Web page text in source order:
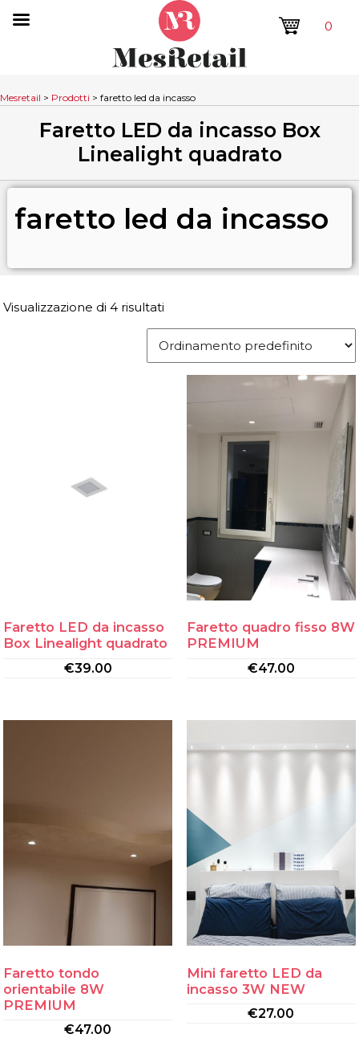
0
Mesretail > Prodotti > faretto led da incasso
Faretto LED da incasso Box
Linealight quadrato
faretto led da incasso
Visualizzazione di 4 risultati
Faretto LED da incasso
Box Linealight quadrato
€39.00
Faretto quadro fisso 8W
PREMIUM
€47.00
Faretto tondo
orientabile 8W
PREMIUM
€47.00
Mini faretto LED da
incasso 3W NEW
€27.00